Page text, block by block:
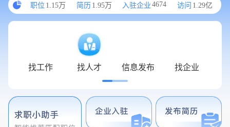
职位 1.15万 简历 1.95万 入驻企业 4674 访问 1.29亿
找工作 找人才 信息发布 找企业